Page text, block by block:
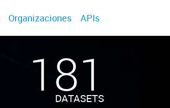
Organizaciones APIs
181
DATASETS